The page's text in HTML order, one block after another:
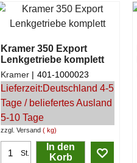
Kramer 350 Export
Lenkgetriebe komplett
zzgl. Versand kg
Kramer 401-1000023
Lieferzeit:Deutschland 4-5
Tage / beliefertes Ausland
5-10 Tage
St.
In den
Korb